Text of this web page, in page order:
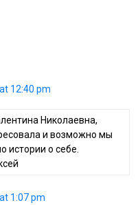
12:40 pm
Николаевна,
и возможно мы
истории о себе.
1:07 pm